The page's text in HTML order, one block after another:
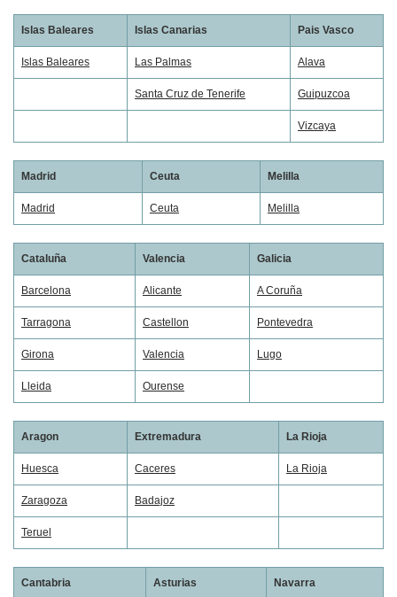
Islas Baleares Islas Canarias Pais Vasco
Islas Baleares Las Palmas Alava
Santa Cruz de Tenerife Guipuzcoa
Vizcaya
Madrid Ceuta Melilla
Madrid Ceuta Melilla
Cataluña Valencia Galicia
Barcelona Alicante A Coruña
Tarragona Castellon Pontevedra
Girona Valencia Lugo
Lleida Ourense
Aragon Extremadura La Rioja
Huesca Caceres La Rioja
Zaragoza Badajoz
Teruel
Cantabria Asturias Navarra